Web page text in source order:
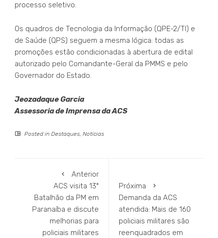
processo seletivo.
Os quadros de Tecnologia da Informação (QPE-2/TI) e
de Saúde (QPS) seguem a mesma lógica: todas as
promoções estão condicionadas à abertura de edital
autorizado pelo Comandante-Geral da PMMS e pelo
Governador do Estado.
Jeozadaque Garcia
Assessoria de Imprensa da ACS
Posted in Destaques, Notícias
Anterior
ACS visita 13º
Batalhão da PM em
Paranaíba e discute
melhorias para
policiais militares
Próxima
Demanda da ACS
atendida: Mais de 160
policiais militares são
reenquadrados em